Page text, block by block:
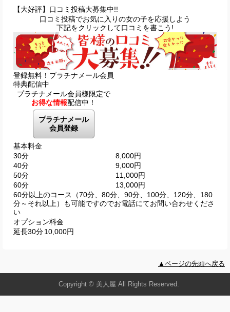
【大好評】口コミ投稿大募集中!!
口コミ投稿でお気に入りの女の子を応援しよう
下記をクリックして口コミを書こう!
登録無料！プラチナメール会員
特典配信中
プラチナメール会員様限定で
お得な情報配信中！
プラチナメール
会員登録
基本料金
30分
8,000円
40分
9,000円
50分
11,000円
60分
13,000円
60分以上のコース（70分、80分、90分、100分、120分、180
分～それ以上）も可能ですのでお電話にてお問い合わせくださ
い
オプション料金
延長30分10,000円
▲ページの先頭へ戻る
Copyright © 美人屋 All Rights Reserved.